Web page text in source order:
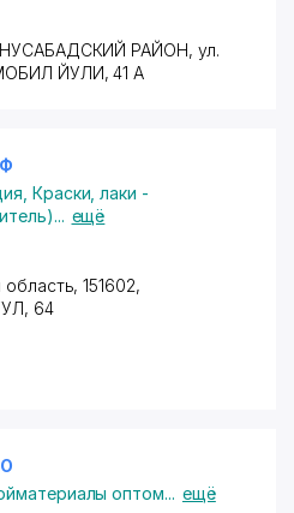
РАЙОН, ул.
ЙУЛИ, 41 А
Краски, лаки -
... ещё
151602,
, 64
оптом... ещё